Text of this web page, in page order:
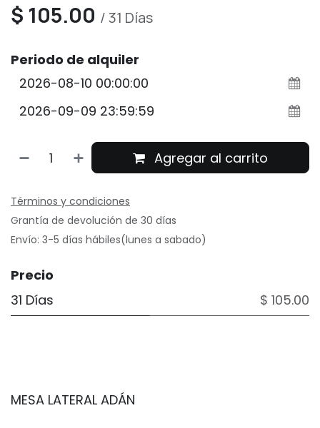
$ 105.00 /31 Días
Periodo de alquiler
Agregar al carrito
Términos y condiciones
Grantía de devolución de 30 días
Envío: 3-5 días hábiles(lunes a sabado)
Precio
31 Días
$ 105.00
MESA LATERAL ADÁN